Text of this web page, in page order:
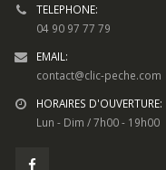
TELEPHONE:
04 90 97 77 79
EMAIL:
contact@clic-peche.com
HORAIRES D'OUVERTURE:
Lun - Dim / 7h00 - 19h00